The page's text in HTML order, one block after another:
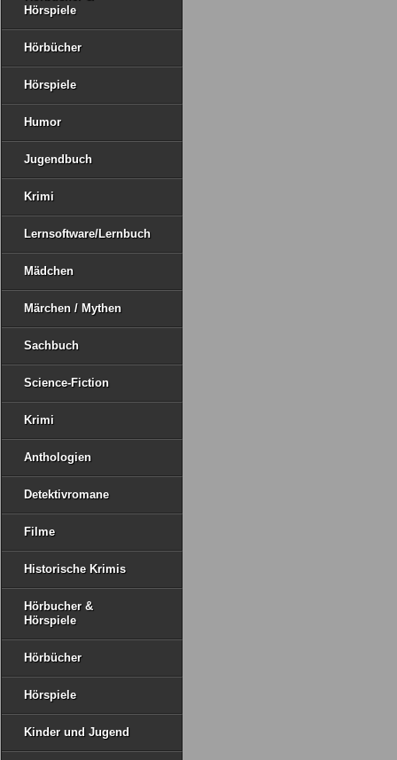
Hörspiele
Hörbücher
Hörspiele
Humor
Jugendbuch
Krimi
Lernsoftware/Lernbuch
Mädchen
Märchen / Mythen
Sachbuch
Science-Fiction
Krimi
Anthologien
Detektivromane
Filme
Historische Krimis
Hörbucher &
Hörspiele
Hörbücher
Hörspiele
Kinder und Jugend